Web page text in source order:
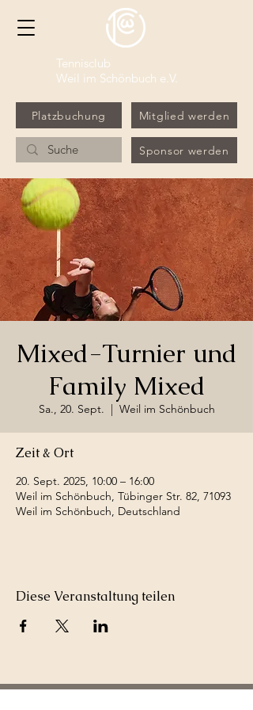
Tennisclub
Weil im Schönbuch e.V.
Platzbuchung Mitglied werden
Sponsor werden
Mixed-Turnier und
Family Mixed
Sa., 20. Sept.
  |
Weil im Schönbuch
Zeit & Ort
20. Sept. 2025, 10:00 – 16:00
Weil im Schönbuch, Tübinger Str. 82, 71093
Weil im Schönbuch, Deutschland
Diese Veranstaltung teilen